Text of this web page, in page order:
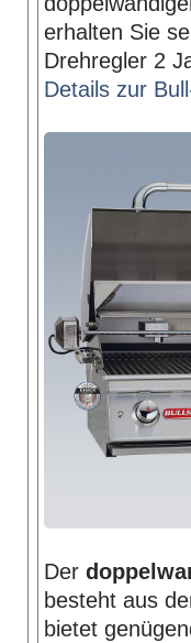
erhalten Sie
Drehregler 2
Details zur
Der
besteht aus
bietet